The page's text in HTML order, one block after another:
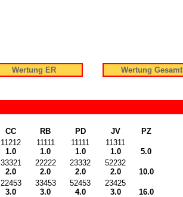
Wertung ER Wertung Gesamt
CC RB PD JV
PZ
11212
1.0
11111
1.0
11111
1.0
11311
1.0
5.0
33321
2.0
22222
2.0
23332
2.0
52232
2.0
10.0
22453
3.0
33453
3.0
52453
4.0
23425
3.0
16.0